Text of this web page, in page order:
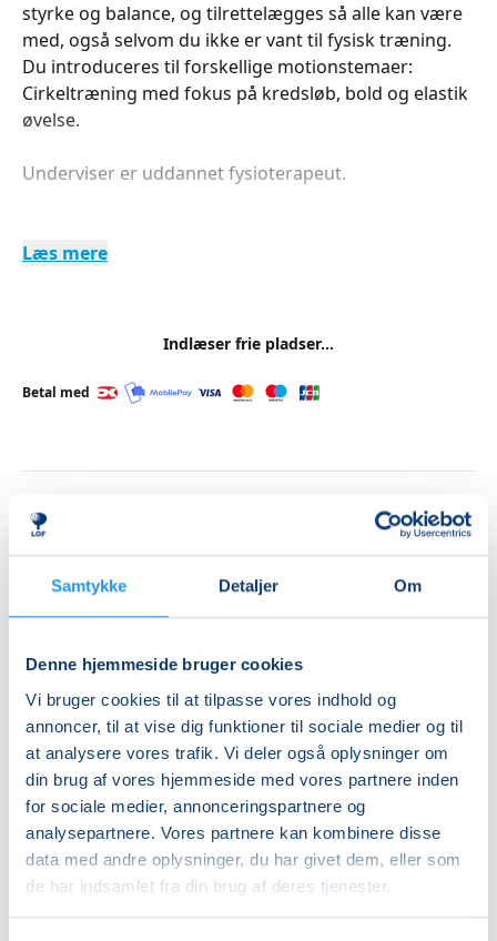
Samtykke Detaljer Om
Denne hjemmeside bruger cookies
Vi bruger cookies til at tilpasse vores indhold og
annoncer, til at vise dig funktioner til sociale medier og til
at analysere vores trafik. Vi deler også oplysninger om
din brug af vores hjemmeside med vores partnere inden
for sociale medier, annonceringspartnere og
analysepartnere. Vores partnere kan kombinere disse
data med andre oplysninger, du har givet dem, eller som
de har indsamlet fra din brug af deres tjenester.
styrke og balance, og tilrettelægges så alle kan være
med, også selvom du ikke er vant til fysisk træning.
Du introduceres til forskellige motionstemaer:
Cirkeltræning med fokus på kredsløb, bold og elastik
øvelse.
Underviser er uddannet fysioterapeut.
Læs mere
Indlæser frie pladser...
Betal med
DKK 590,00
262101
Første mødegang
tirsdag 11.08.2026, kl. 16.00 - 17.00
Sidste mødegang
tirsdag 24.11.2026, kl. 16.00 - 17.00
Antal mødegange